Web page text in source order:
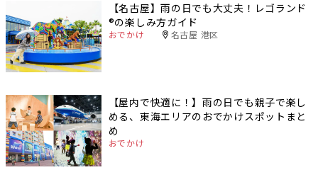
【名古屋】雨の日でも大丈夫！レゴランド
®️の楽しみ方ガイド
おでかけ 名古屋 港区
【屋内で快適に！】雨の日でも親子で楽し
める、東海エリアのおでかけスポットまと
め
おでかけ